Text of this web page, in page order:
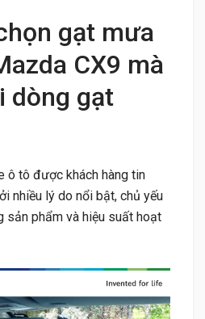
gạt mưa
CX9 mà
dòng gạt
ô tô được khách hàng tin
nhiều lý do nổi bật, chủ yếu
sản phẩm và hiệu suất hoạt